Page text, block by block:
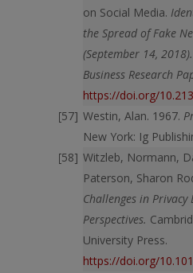
on Social Media.
the Spread of Fake
(September 14,
Business Research
https://doi.org/
Westin, Alan. 1967.
New York: Ig
Witzleb, Normann,
Paterson, Sharon
Challenges in
Perspectives.
University Press.
https://doi.org/